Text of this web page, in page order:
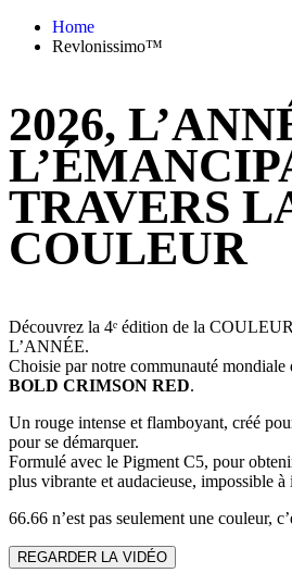
Home
Revlonissimo™
2026,
TRAVERS
COULEUR
Découvrez la 4ᵉ édition de la
L’ANNÉE.
Choisie par notre communauté mondiale
BOLD CRIMSON RED.
Un rouge intense et flamboyant, créé
pour se démarquer.
Formulé avec le Pigment C5, pour
plus vibrante et audacieuse, impossible à
66.66 n’est pas seulement une couleur,
REGARDER LA VIDÉO